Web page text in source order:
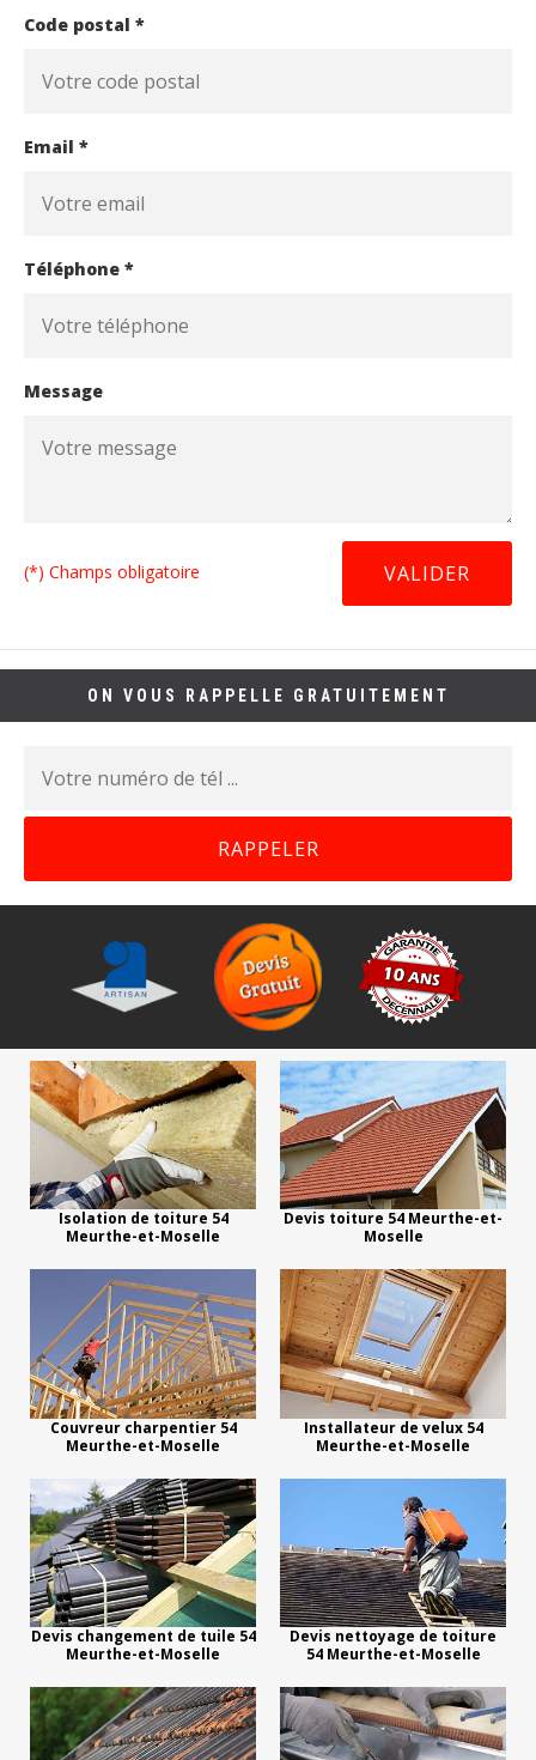
Code postal *
Email *
Téléphone *
Message
(*) Champs obligatoire
ON VOUS RAPPELLE GRATUITEMENT
Isolation de toiture 54
Meurthe-et-Moselle
Devis toiture 54 Meurthe-et-
Moselle
Couvreur charpentier 54
Meurthe-et-Moselle
Installateur de velux 54
Meurthe-et-Moselle
Devis changement de tuile 54
Meurthe-et-Moselle
Devis nettoyage de toiture
54 Meurthe-et-Moselle